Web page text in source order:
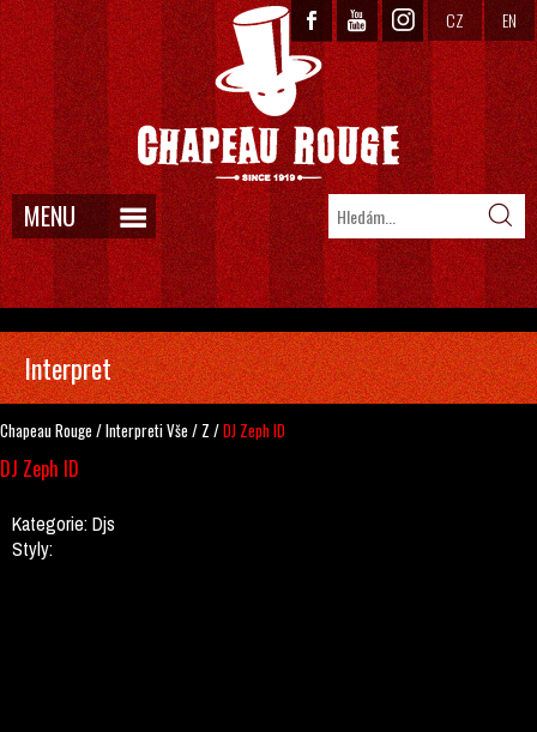
CZ EN
MENU
Interpret
Chapeau Rouge /InterpretiVše / Z /DJ Zeph ID
DJ Zeph ID
Kategorie:Djs
Styly: